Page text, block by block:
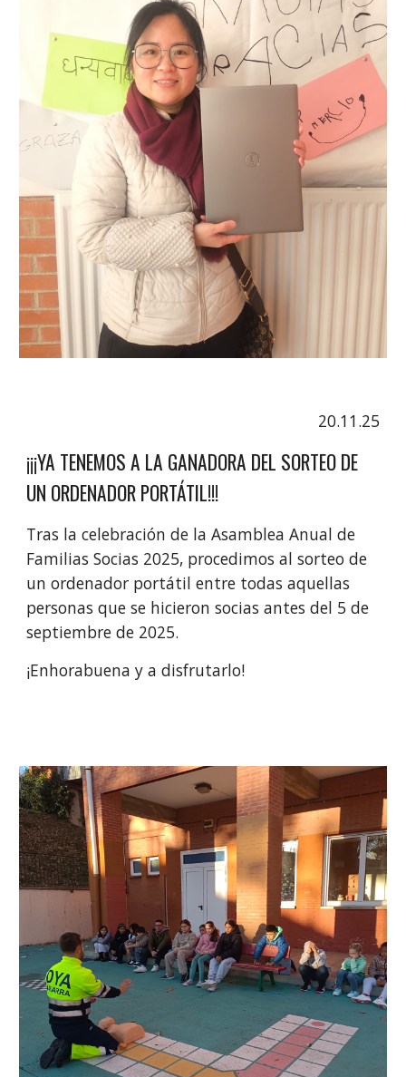
20.11.25
¡¡¡YA TENEMOS A LA GANADORA DEL SORTEO DE
UN ORDENADOR PORTÁTIL!!!
Tras la celebración de la Asamblea Anual de
Familias Socias 2025, procedimos al sorteo de
un ordenador portátil entre todas aquellas
personas que se hicieron socias antes del 5 de
septiembre de 2025.
¡Enhorabuena y a disfrutarlo!